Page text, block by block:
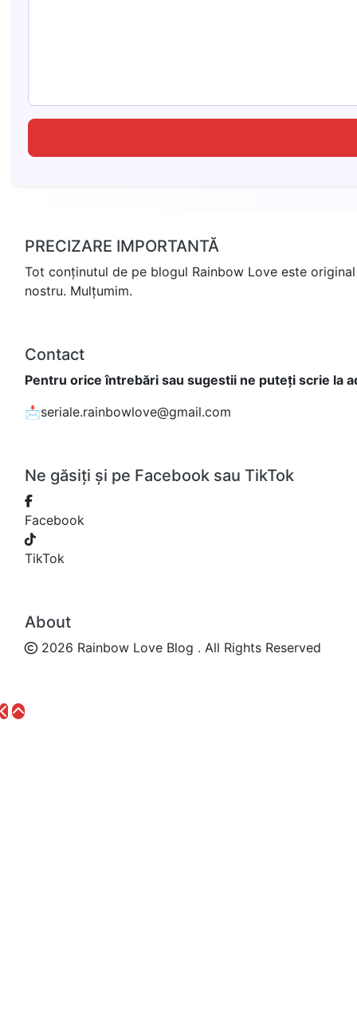
PRECIZARE IMPORTANTĂ
Tot conținutul de pe blogul Rainbow Love este
nostru. Mulțumim.
Contact
Pentru orice întrebări sau sugestii ne puteți scrie la
📩seriale.rainbowlove@gmail.com
Ne găsiți și pe Facebook sau TikTok
Facebook
TikTok
About
2026 Rainbow Love Blog . All Rights Reserved